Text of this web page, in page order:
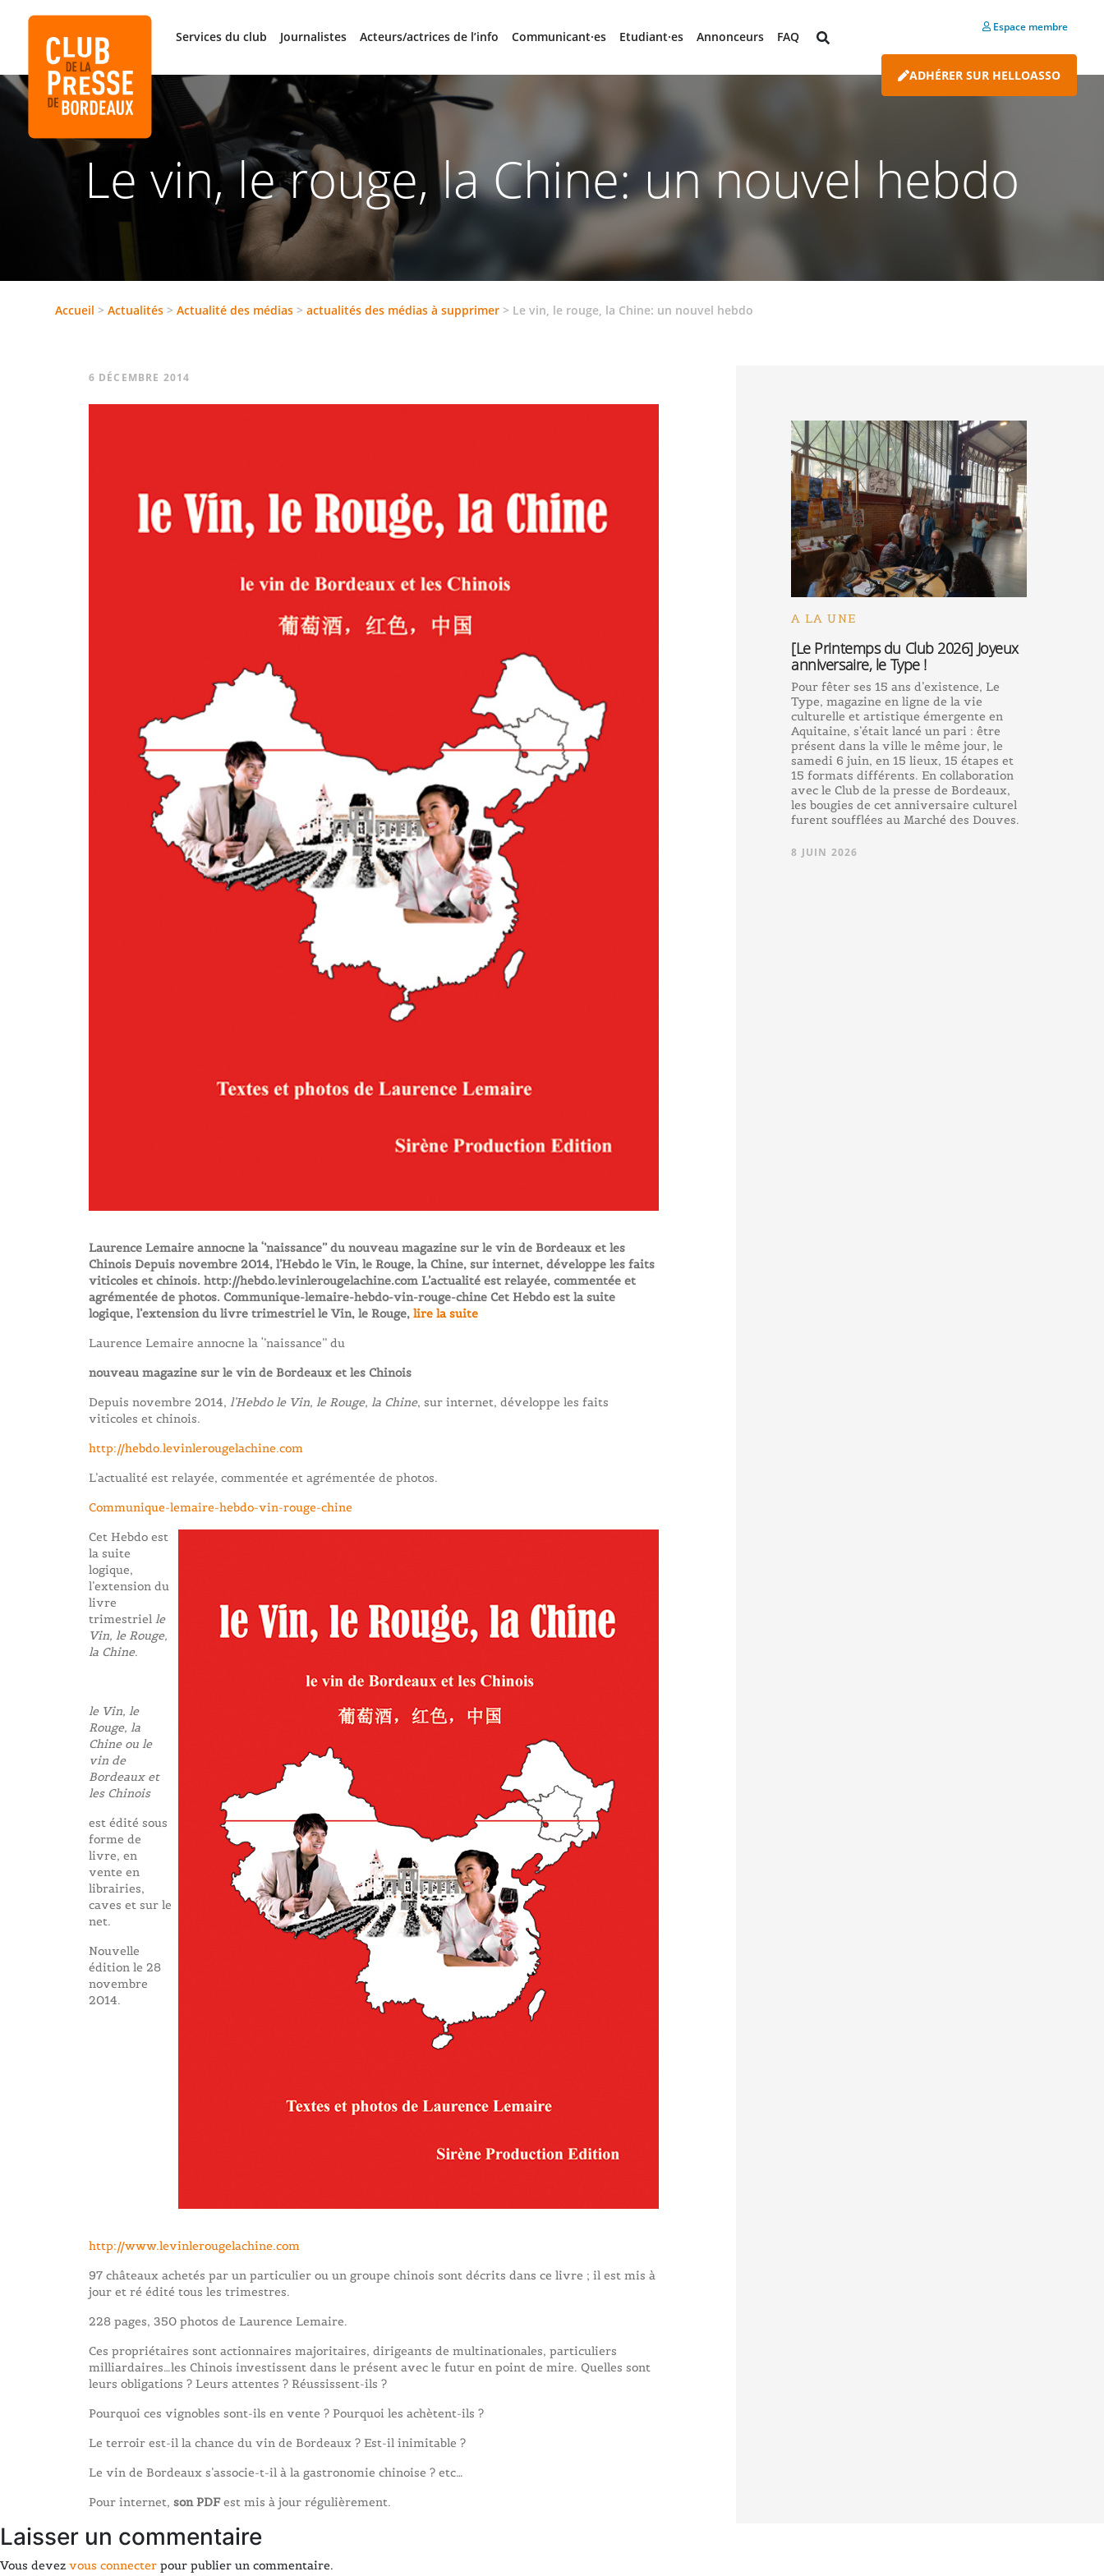
Services du club Journalistes Acteurs/actrices de l’info Communicant·es Etudiant·es Annonceurs FAQ
Espace membre
ADHÉRER SUR HELLOASSO
Le vin, le rouge, la Chine: un nouvel hebdo
Accueil >Actualités >Actualité des médias >actualités des médias à supprimer > Le vin, le rouge, la Chine: un nouvel hebdo
6 DÉCEMBRE 2014
Laurence Lemaire annocne la ‘’naissance’’ du nouveau magazine sur le vin de Bordeaux et les
Chinois Depuis novembre 2014, l’Hebdo le Vin, le Rouge, la Chine, sur internet, développe les faits
viticoles et chinois. http://hebdo.levinlerougelachine.com L’actualité est relayée, commentée et
agrémentée de photos. Communique-lemaire-hebdo-vin-rouge-chine Cet Hebdo est la suite
logique, l’extension du livre trimestriel le Vin, le Rouge,lire la suite
Laurence Lemaire annocne la ‘’naissance’’ du
nouveau magazine sur le vin de Bordeaux et les Chinois
Depuis novembre 2014, l’Hebdo le Vin, le Rouge, la Chine, sur internet, développe les faits
viticoles et chinois.
http://hebdo.levinlerougelachine.com
L’actualité est relayée, commentée et agrémentée de photos.
Communique-lemaire-hebdo-vin-rouge-chine
Cet Hebdo est
la suite
logique,
l’extension du
livre
trimestriel le
Vin, le Rouge,
la Chine.
le Vin, le
Rouge, la
Chine ou le
vin de
Bordeaux et
les Chinois
est édité sous
forme de
livre, en
vente en
librairies,
caves et sur le
net.
Nouvelle
édition le 28
novembre
2014.
http://www.levinlerougelachine.com
97 châteaux achetés par un particulier ou un groupe chinois sont décrits dans ce livre ; il est mis à
jour et ré édité tous les trimestres.
228 pages, 350 photos de Laurence Lemaire.
Ces propriétaires sont actionnaires majoritaires, dirigeants de multinationales, particuliers
milliardaires…les Chinois investissent dans le présent avec le futur en point de mire. Quelles sont
leurs obligations ? Leurs attentes ? Réussissent-ils ?
Pourquoi ces vignobles sont-ils en vente ? Pourquoi les achètent-ils ?
Le terroir est-il la chance du vin de Bordeaux ? Est-il inimitable ?
Le vin de Bordeaux s’associe-t-il à la gastronomie chinoise ? etc…
Pour internet, son PDFest mis à jour régulièrement.
A LA UNE
[Le Printemps du Club 2026] Joyeux
anniversaire, le Type !
Pour fêter ses 15 ans d’existence, Le
Type, magazine en ligne de la vie
culturelle et artistique émergente en
Aquitaine, s’était lancé un pari : être
présent dans la ville le même jour, le
samedi 6 juin, en 15 lieux, 15 étapes et
15 formats différents. En collaboration
avec le Club de la presse de Bordeaux,
les bougies de cet anniversaire culturel
furent soufflées au Marché des Douves.
8 JUIN 2026
Laisser un commentaire
Vous devez vous connecter pour publier un commentaire.